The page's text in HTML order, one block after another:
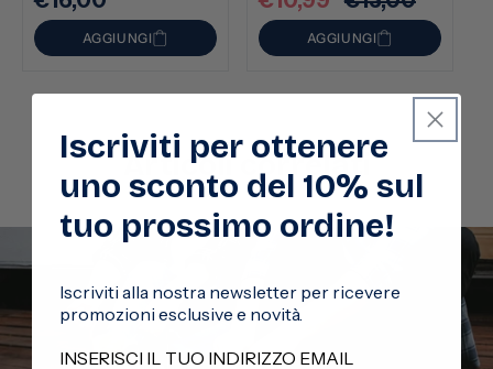
di
listino
AGGIUNGI
scontato di
listino
AGGIUNGI
Articoli correlati
Iscriviti per ottenere
uno sconto del 10% sul
tuo prossimo ordine!
Iscriviti alla nostra newsletter per ricevere
promozioni esclusive e novità.
INSERISCI IL TUO INDIRIZZO EMAIL